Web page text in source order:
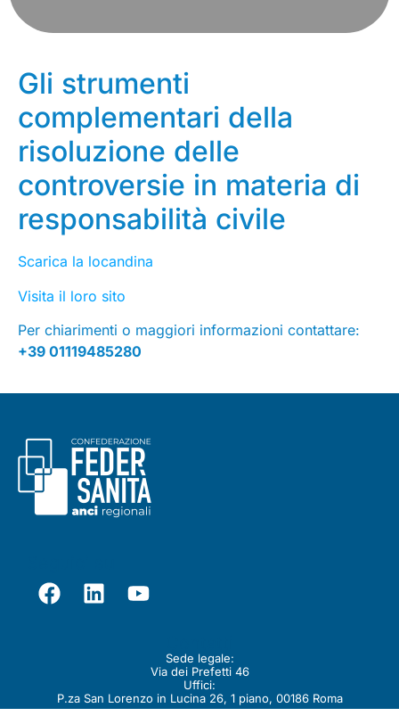
Gli strumenti
complementari della
risoluzione delle
controversie in materia di
responsabilità civile
Scarica la locandina
Visita il loro sito
Per chiarimenti o maggiori informazioni contattare:
+39 01119485280
Sede legale:
Via dei Prefetti 46
Uffici:
P.za San Lorenzo in Lucina 26, 1 piano, 00186 Roma